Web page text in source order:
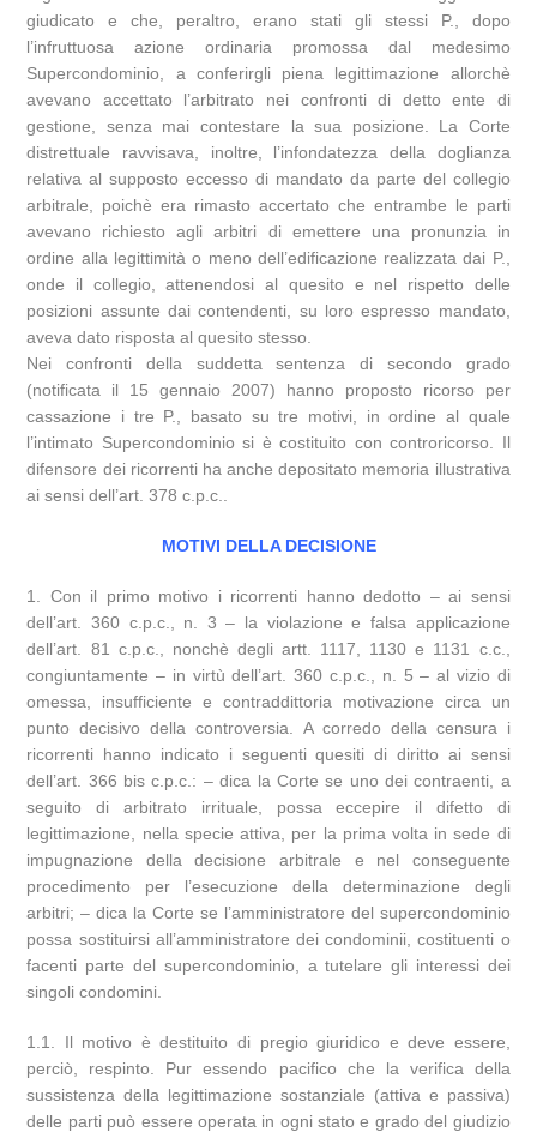
giudicato e che, peraltro, erano stati gli stessi P., dopo
l’infruttuosa azione ordinaria promossa dal medesimo
Supercondominio, a conferirgli piena legittimazione allorchè
avevano accettato l’arbitrato nei confronti di detto ente di
gestione, senza mai contestare la sua posizione. La Corte
distrettuale ravvisava, inoltre, l’infondatezza della doglianza
relativa al supposto eccesso di mandato da parte del collegio
arbitrale, poichè era rimasto accertato che entrambe le parti
avevano richiesto agli arbitri di emettere una pronunzia in
ordine alla legittimità o meno dell’edificazione realizzata dai P.,
onde il collegio, attenendosi al quesito e nel rispetto delle
posizioni assunte dai contendenti, su loro espresso mandato,
aveva dato risposta al quesito stesso.
Nei confronti della suddetta sentenza di secondo grado
(notificata il 15 gennaio 2007) hanno proposto ricorso per
cassazione i tre P., basato su tre motivi, in ordine al quale
l’intimato Supercondominio si è costituito con controricorso. Il
difensore dei ricorrenti ha anche depositato memoria illustrativa
ai sensi dell’art. 378 c.p.c..
MOTIVI DELLA DECISIONE
1. Con il primo motivo i ricorrenti hanno dedotto – ai sensi
dell’art. 360 c.p.c., n. 3 – la violazione e falsa applicazione
dell’art. 81 c.p.c., nonchè degli artt. 1117, 1130 e 1131 c.c.,
congiuntamente – in virtù dell’art. 360 c.p.c., n. 5 – al vizio di
omessa, insufficiente e contraddittoria motivazione circa un
punto decisivo della controversia. A corredo della censura i
ricorrenti hanno indicato i seguenti quesiti di diritto ai sensi
dell’art. 366 bis c.p.c.: – dica la Corte se uno dei contraenti, a
seguito di arbitrato irrituale, possa eccepire il difetto di
legittimazione, nella specie attiva, per la prima volta in sede di
impugnazione della decisione arbitrale e nel conseguente
procedimento per l’esecuzione della determinazione degli
arbitri; – dica la Corte se l’amministratore del supercondominio
possa sostituirsi all’amministratore dei condominii, costituenti o
facenti parte del supercondominio, a tutelare gli interessi dei
singoli condomini.
1.1. Il motivo è destituito di pregio giuridico e deve essere,
perciò, respinto. Pur essendo pacifico che la verifica della
sussistenza della legittimazione sostanziale (attiva e passiva)
delle parti può essere operata in ogni stato e grado del giudizio